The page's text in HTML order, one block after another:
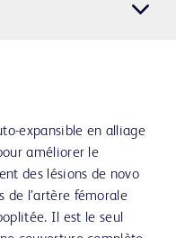
expansible en alliage
améliorer le
des lésions de novo
de l’artère fémorale
Il est le seul